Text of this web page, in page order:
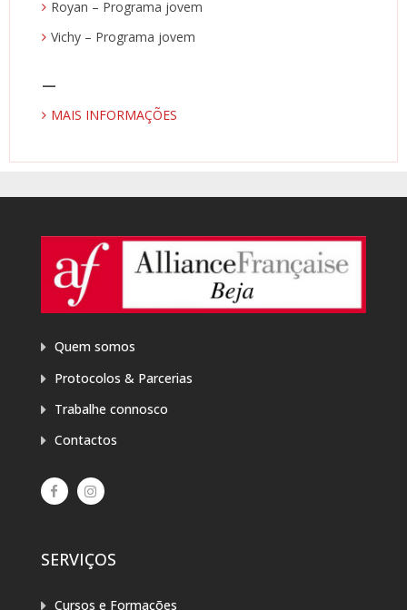
Royan – Programa jovem
Vichy – Programa jovem
—
MAIS INFORMAÇÕES
Quem somos
Protocolos & Parcerias
Trabalhe connosco
Contactos
SERVIÇOS
Cursos e Formações